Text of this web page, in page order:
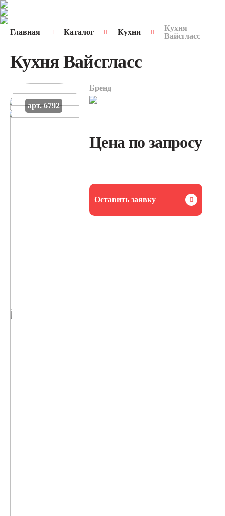
Главная Каталог Кухни
Кухня
Вайсгласс
Кухня Вайсгласс
арт. 6792
Бренд
Цена по запросу
Оставить заявку